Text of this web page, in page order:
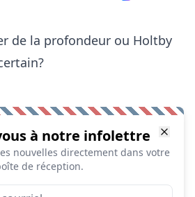
de la profondeur ou Holtby
à notre infolettre
nouvelles directement dans votre
de réception.